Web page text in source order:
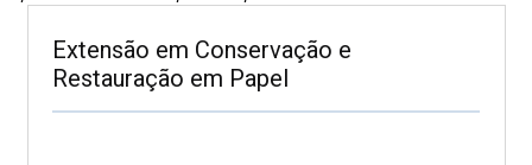
Extensão em Conservação e
Restauração em Papel